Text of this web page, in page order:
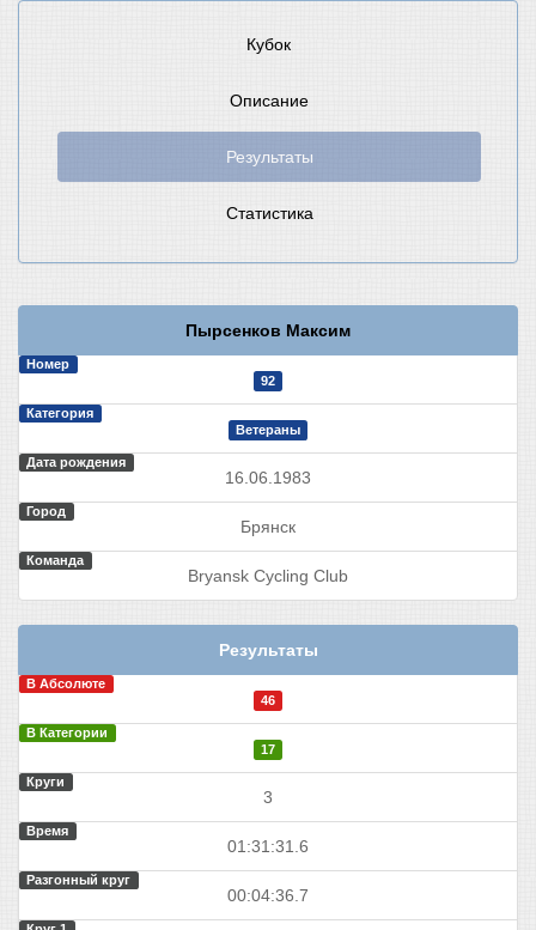
Кубок
Описание
Результаты
Статистика
Пырсенков Максим
Номер
92
Категория
Ветераны
Дата рождения
16.06.1983
Город
Брянск
Команда
Bryansk Cycling Club
Результаты
В Абсолюте
46
В Категории
17
Круги
3
Время
01:31:31.6
Разгонный круг
00:04:36.7